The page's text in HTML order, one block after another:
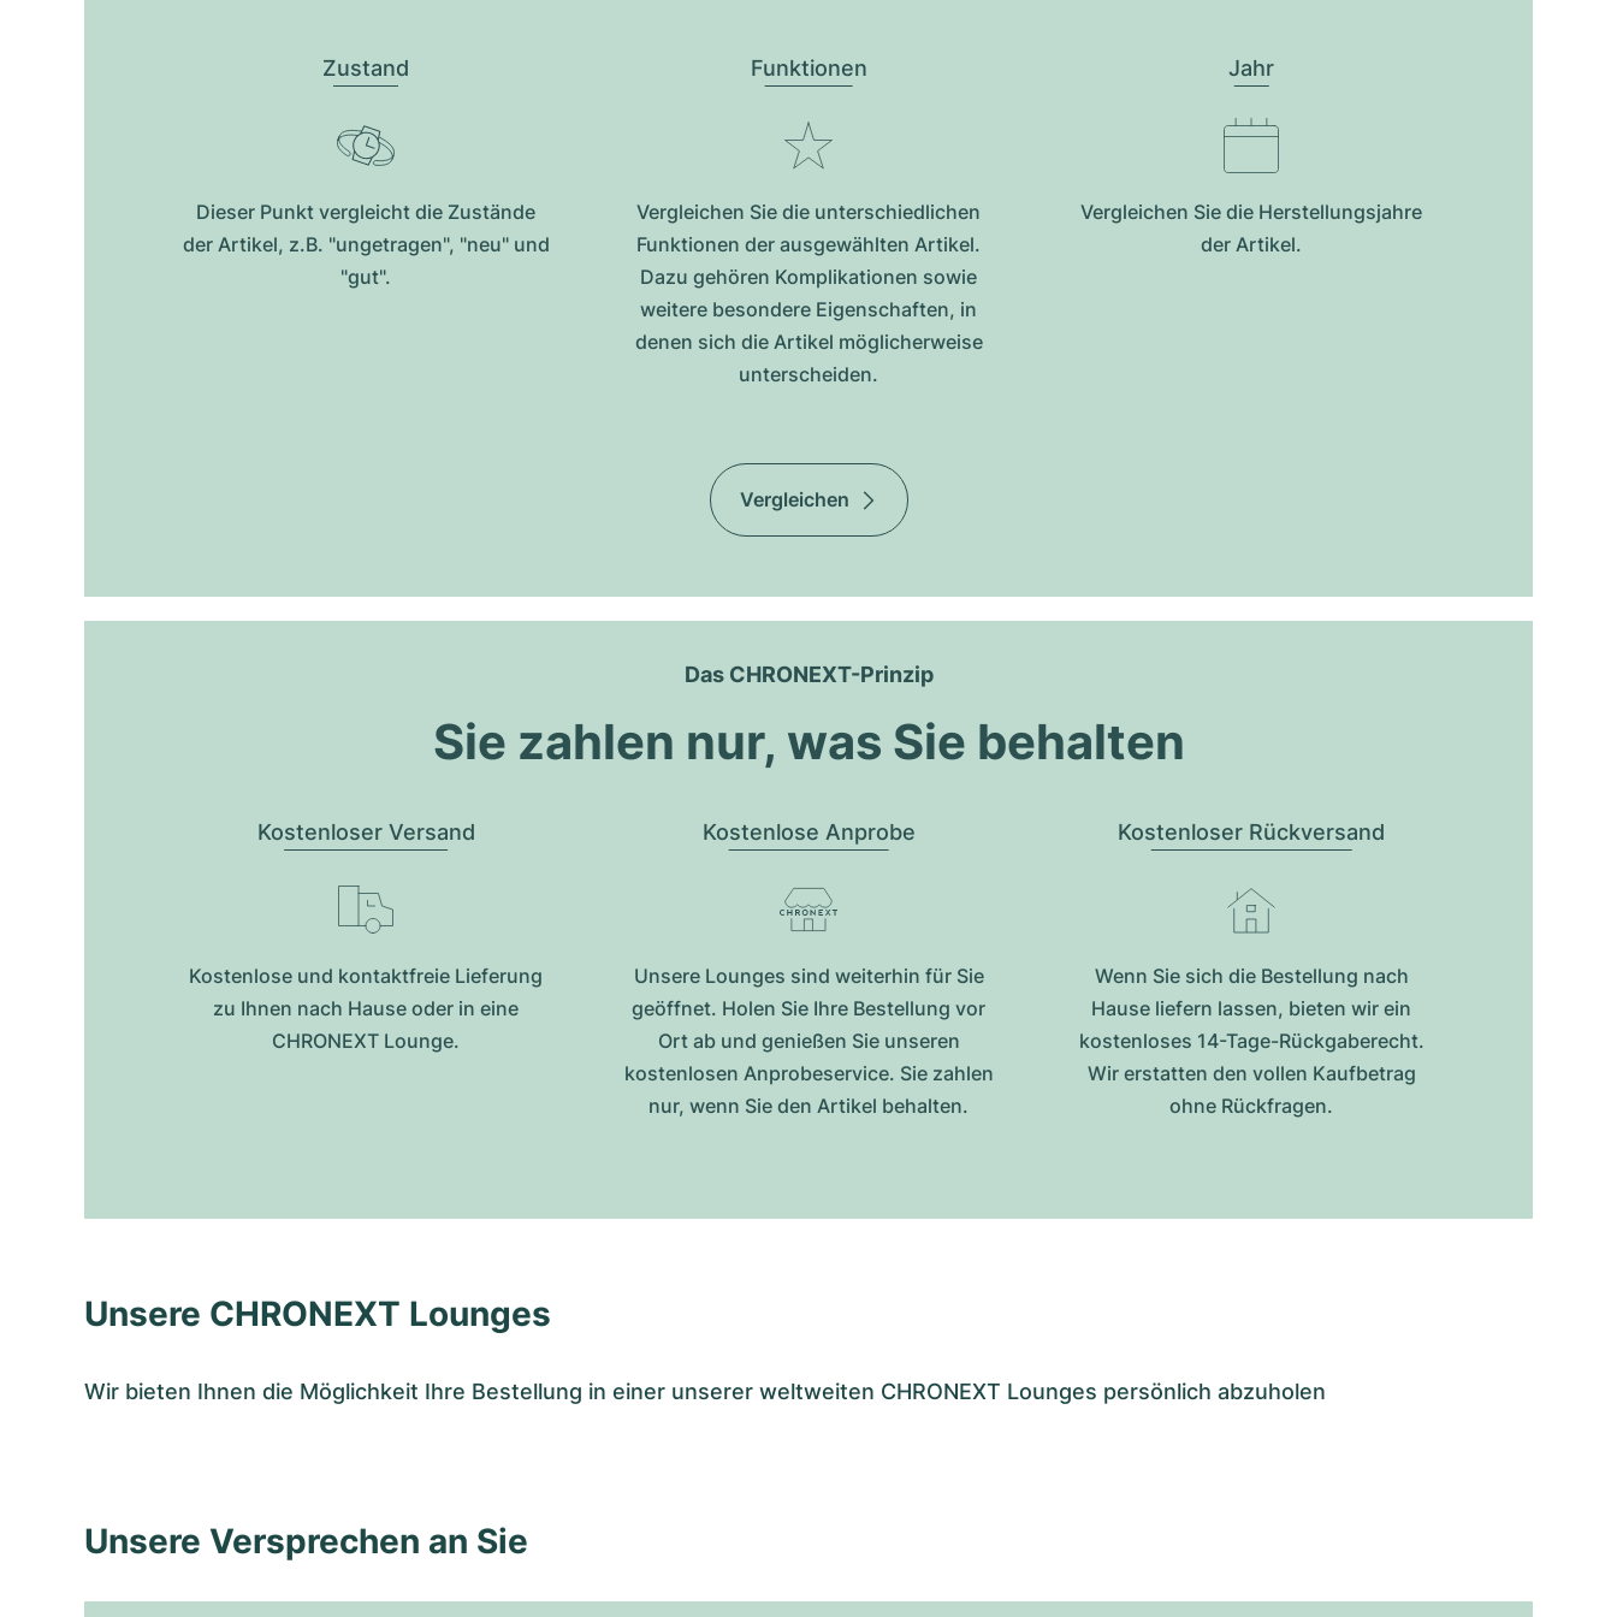
Zustand
Dieser Punkt vergleicht die Zustände
der Artikel, z.B. "ungetragen", "neu" und
"gut".
Funktionen
Vergleichen Sie die unterschiedlichen
Funktionen der ausgewählten Artikel.
Dazu gehören Komplikationen sowie
weitere besondere Eigenschaften, in
denen sich die Artikel möglicherweise
unterscheiden.
Jahr
Vergleichen Sie die Herstellungsjahre
der Artikel.
Vergleichen
Das CHRONEXT-Prinzip
Sie zahlen nur, was Sie behalten
Kostenloser Versand
Kostenlose und kontaktfreie Lieferung
zu Ihnen nach Hause oder in eine
CHRONEXT Lounge.
Kostenlose Anprobe
Unsere Lounges sind weiterhin für Sie
geöffnet. Holen Sie Ihre Bestellung vor
Ort ab und genießen Sie unseren
kostenlosen Anprobeservice. Sie zahlen
nur, wenn Sie den Artikel behalten.
Kostenloser Rückversand
Wenn Sie sich die Bestellung nach
Hause liefern lassen, bieten wir ein
kostenloses 14-Tage-Rückgaberecht.
Wir erstatten den vollen Kaufbetrag
ohne Rückfragen.
Unsere CHRONEXT Lounges
Wir bieten Ihnen die Möglichkeit Ihre Bestellung in einer unserer weltweiten CHRONEXT Lounges persönlich abzuholen
Unsere Versprechen an Sie